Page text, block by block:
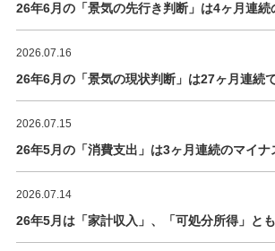
26年6月の「景気の先行き判断」は4ヶ月連続
2026.07.16
26年6月の「景気の現状判断」は27ヶ月連続
2026.07.15
26年5月の「消費支出」は3ヶ月連続のマイナ
2026.07.14
26年5月は「家計収入」、「可処分所得」と